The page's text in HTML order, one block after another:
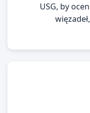
USG, by